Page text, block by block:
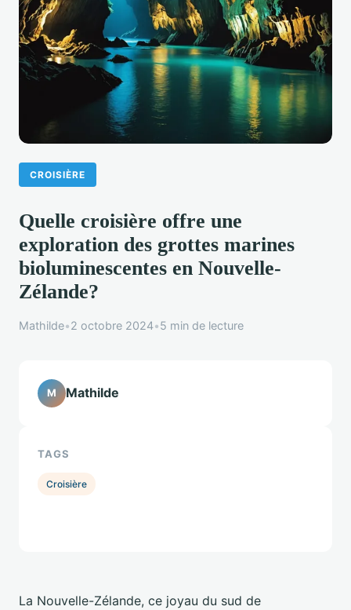
CROISIÈRE
Quelle croisière offre une
exploration des grottes marines
bioluminescentes en Nouvelle-
Zélande?
Mathilde•2 octobre 2024•5 min de lecture
La Nouvelle-Zélande, ce joyau du sud de
M Mathilde
TAGS
Croisière